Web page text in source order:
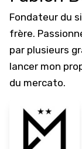
Fondateur du
frère.
par plusieurs
lancer mon
du mercato.